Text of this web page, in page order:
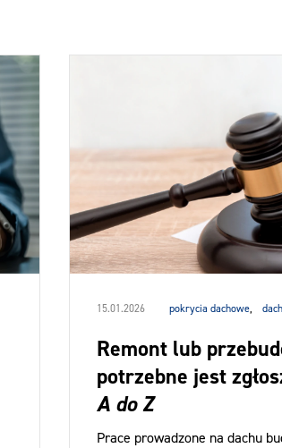
15.01.2026 pokrycia dachowe,
Remont lub
potrzebne jest
A do Z
Prace prowadzone na dachu